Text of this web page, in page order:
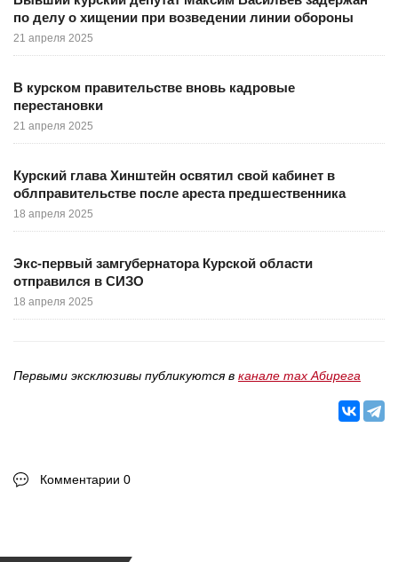
по делу о хищении при возведении линии обороны
21 апреля 2025
В курском правительстве вновь кадровые
перестановки
21 апреля 2025
Курский глава Хинштейн освятил свой кабинет в
облправительстве после ареста предшественника
18 апреля 2025
Экс-первый замгубернатора Курской области
отправился в СИЗО
18 апреля 2025
Первыми эксклюзивы публикуются в канале max Абирега
Комментарии 0